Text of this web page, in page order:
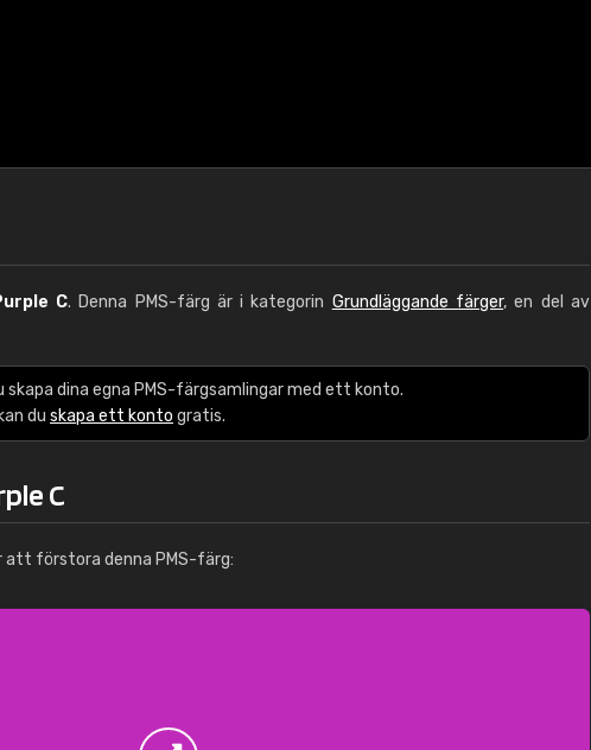
C. Denna PMS-färg är i kategorin Grundläggande färger, en del av
skapa dina egna PMS-färgsamlingar med ett konto.
du skapa ett konto gratis.
C
att förstora denna PMS-färg: